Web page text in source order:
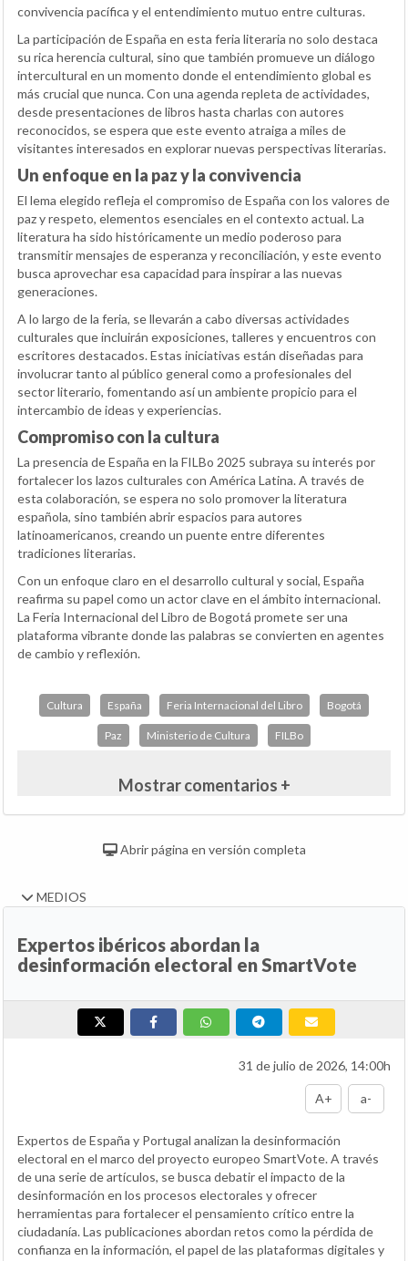
convivencia pacífica y el entendimiento mutuo entre culturas.
La participación de España en esta feria literaria no solo destaca
su rica herencia cultural, sino que también promueve un diálogo
intercultural en un momento donde el entendimiento global es
más crucial que nunca. Con una agenda repleta de actividades,
desde presentaciones de libros hasta charlas con autores
reconocidos, se espera que este evento atraiga a miles de
visitantes interesados en explorar nuevas perspectivas literarias.
Un enfoque en la paz y la convivencia
El lema elegido refleja el compromiso de España con los valores de
paz y respeto, elementos esenciales en el contexto actual. La
literatura ha sido históricamente un medio poderoso para
transmitir mensajes de esperanza y reconciliación, y este evento
busca aprovechar esa capacidad para inspirar a las nuevas
generaciones.
A lo largo de la feria, se llevarán a cabo diversas actividades
culturales que incluirán exposiciones, talleres y encuentros con
escritores destacados. Estas iniciativas están diseñadas para
involucrar tanto al público general como a profesionales del
sector literario, fomentando así un ambiente propicio para el
intercambio de ideas y experiencias.
Compromiso con la cultura
La presencia de España en la FILBo 2025 subraya su interés por
fortalecer los lazos culturales con América Latina. A través de
esta colaboración, se espera no solo promover la literatura
española, sino también abrir espacios para autores
latinoamericanos, creando un puente entre diferentes
tradiciones literarias.
Con un enfoque claro en el desarrollo cultural y social, España
reafirma su papel como un actor clave en el ámbito internacional.
La Feria Internacional del Libro de Bogotá promete ser una
plataforma vibrante donde las palabras se convierten en agentes
de cambio y reflexión.
Cultura España Feria Internacional del Libro Bogotá
Paz Ministerio de Cultura FILBo
Mostrar comentarios +
Abrir página en versión completa
MEDIOS
Expertos ibéricos abordan la
desinformación electoral en SmartVote
31 de julio de 2026, 14:00h
A+ a-
Expertos de España y Portugal analizan la desinformación
electoral en el marco del proyecto europeo SmartVote. A través
de una serie de artículos, se busca debatir el impacto de la
desinformación en los procesos electorales y ofrecer
herramientas para fortalecer el pensamiento crítico entre la
ciudadanía. Las publicaciones abordan retos como la pérdida de
confianza en la información, el papel de las plataformas digitales y